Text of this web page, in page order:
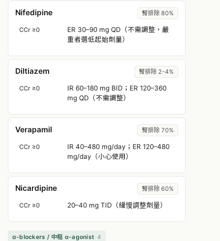
Nifedipine 腎排除 80%
CCr ≥0
ER 30–90 mg QD（不需調整，嚴
重者選低起始劑量）
Diltiazem 腎排除 2-4%
CCr ≥0
IR 60–180 mg BID；ER 120–360
mg QD（不需調整）
Verapamil 腎排除 70%
CCr ≥0
IR 40–480 mg/day；ER 120–480
mg/day（小心使用）
Nicardipine 腎排除 60%
CCr ≥0 20–40 mg TID（緩慢調整劑量）
α-blockers / 中樞 α-agonist 4